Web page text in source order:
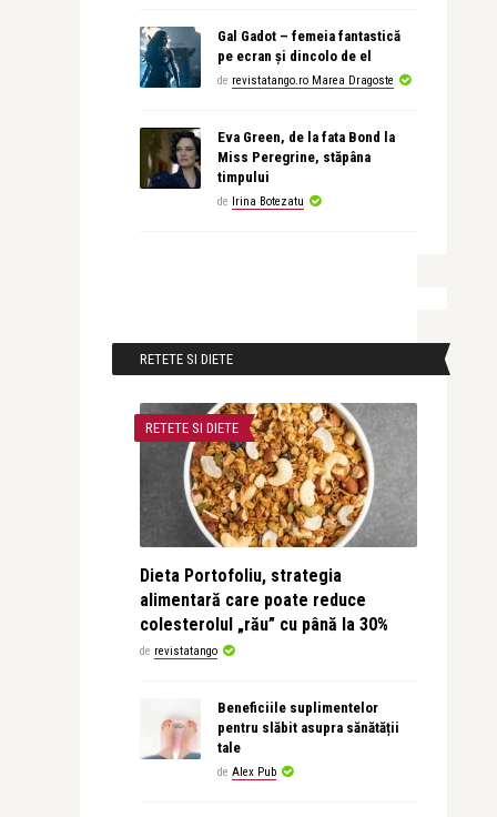
Gal Gadot – femeia fantastică
pe ecran și dincolo de el
de revistatango.ro Marea Dragoste
Eva Green, de la fata Bond la
Miss Peregrine, stăpâna
timpului
de Irina Botezatu
RETETE SI DIETE
RETETE SI DIETE
Dieta Portofoliu, strategia
alimentară care poate reduce
colesterolul „rău” cu până la 30%
de revistatango
Beneficiile suplimentelor
pentru slăbit asupra sănătății
tale
de Alex Pub